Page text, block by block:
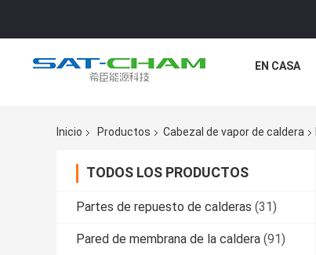
EN CASA
Inicio Productos Cabezal de vapor de caldera
TODOS LOS PRODUCTOS
Partes de repuesto de calderas (31)
Pared de membrana de la caldera (91)